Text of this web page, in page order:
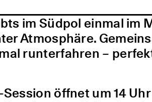
im Südpol einmal im
Atmosphäre.
runterfahren –
öffnet um 14